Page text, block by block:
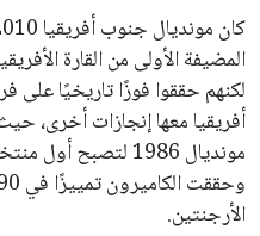
المضيفة الأولى من القارة
أفريقيا معها إنجازات أخرى،
الأرجنتين.